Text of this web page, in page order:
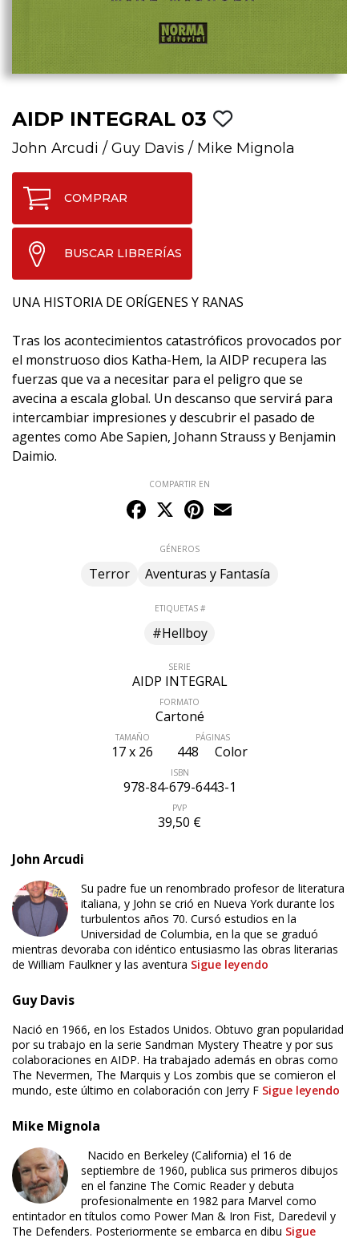
AIDP INTEGRAL 03
John Arcudi / Guy Davis / Mike Mignola
COMPRAR
BUSCAR LIBRERÍAS
UNA HISTORIA DE ORÍGENES Y RANAS
Tras los acontecimientos catastróficos provocados por
el monstruoso dios Katha-Hem, la AIDP recupera las
fuerzas que va a necesitar para el peligro que se
avecina a escala global. Un descanso que servirá para
intercambiar impresiones y descubrir el pasado de
agentes como Abe Sapien, Johann Strauss y Benjamin
Daimio.
COMPARTIR EN
Facebook
X Pinterest
GÉNEROS
Terror Aventuras y Fantasía
ETIQUETAS #
#Hellboy
SERIE
AIDP INTEGRAL
FORMATO
Cartoné
TAMAÑO
17 x 26
PÁGINAS
448 Color
ISBN
978-84-679-6443-1
PVP
39,50 €
John Arcudi
Su padre fue un renombrado profesor de literatura
italiana, y John se crió en Nueva York durante los
turbulentos años 70. Cursó estudios en la
Universidad de Columbia, en la que se graduó
mientras devoraba con idéntico entusiasmo las obras literarias
de William Faulkner y las aventura Sigue leyendo
Guy Davis
Nació en 1966, en los Estados Unidos. Obtuvo gran popularidad
por su trabajo en la serie Sandman Mystery Theatre y por sus
colaboraciones en AIDP. Ha trabajado además en obras como
The Nevermen, The Marquis y Los zombis que se comieron el
mundo, este último en colaboración con Jerry F Sigue leyendo
Mike Mignola
Nacido en Berkeley (California) el 16 de
septiembre de 1960, publica sus primeros dibujos
en el fanzine The Comic Reader y debuta
profesionalmente en 1982 para Marvel como
entintador en títulos como Power Man & Iron Fist, Daredevil y
The Defenders. Posteriormente se embarca en dibu Sigue